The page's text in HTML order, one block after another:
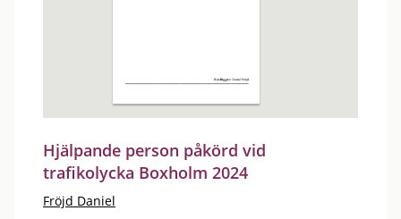
Hjälpande person påkörd vid
trafikolycka Boxholm 2024
Fröjd Daniel